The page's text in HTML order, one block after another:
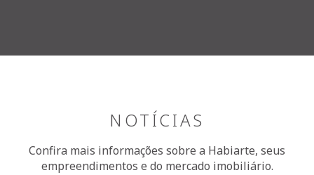
NOTÍCIAS
Confira mais informações sobre a Habiarte, seus
empreendimentos e do mercado imobiliário.